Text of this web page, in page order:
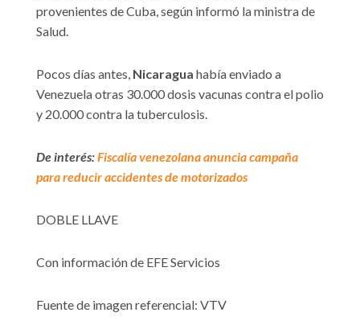
provenientes de Cuba, según informó la ministra de
Salud.
Pocos días antes, Nicaragua había enviado a
Venezuela otras 30.000 dosis vacunas contra el polio
y 20.000 contra la tuberculosis.
De interés:Fiscalía venezolana anuncia campaña
para reducir accidentes de motorizados
DOBLE LLAVE
Con información de EFE Servicios
Fuente de imagen referencial: VTV